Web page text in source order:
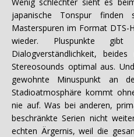
japanische Tonspur finden
Masterspuren im Format DTS-
wieder. Pluspunkte
Dialogverständlichkeit,
Stereosounds optimal aus.
gewohnte Minuspunkt an
Stadioatmosphäre kommt
nie auf. Was bei anderen,
beschränkte Serien nicht
echten Ärgernis, weil die